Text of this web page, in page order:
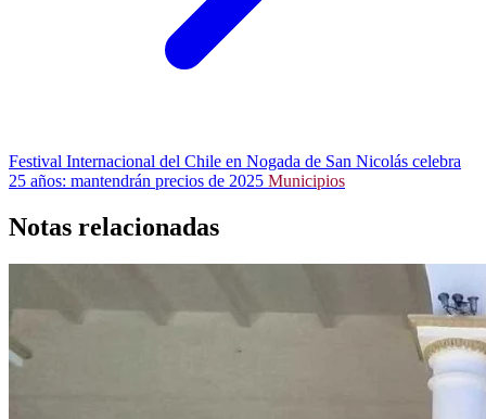
Festival Internacional del Chile en Nogada de San Nicolás celebra
25 años: mantendrán precios de 2025 Municipios
Notas relacionadas